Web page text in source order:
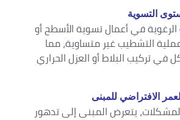
التسوية
الرغوية في أعمال تسوية الأسطح أو
التشطيب غير متساوية، مما
تركيب البلاط أو العزل الحراري
الافتراضي للمبنى
يتعرض المبنى إلى تدهور